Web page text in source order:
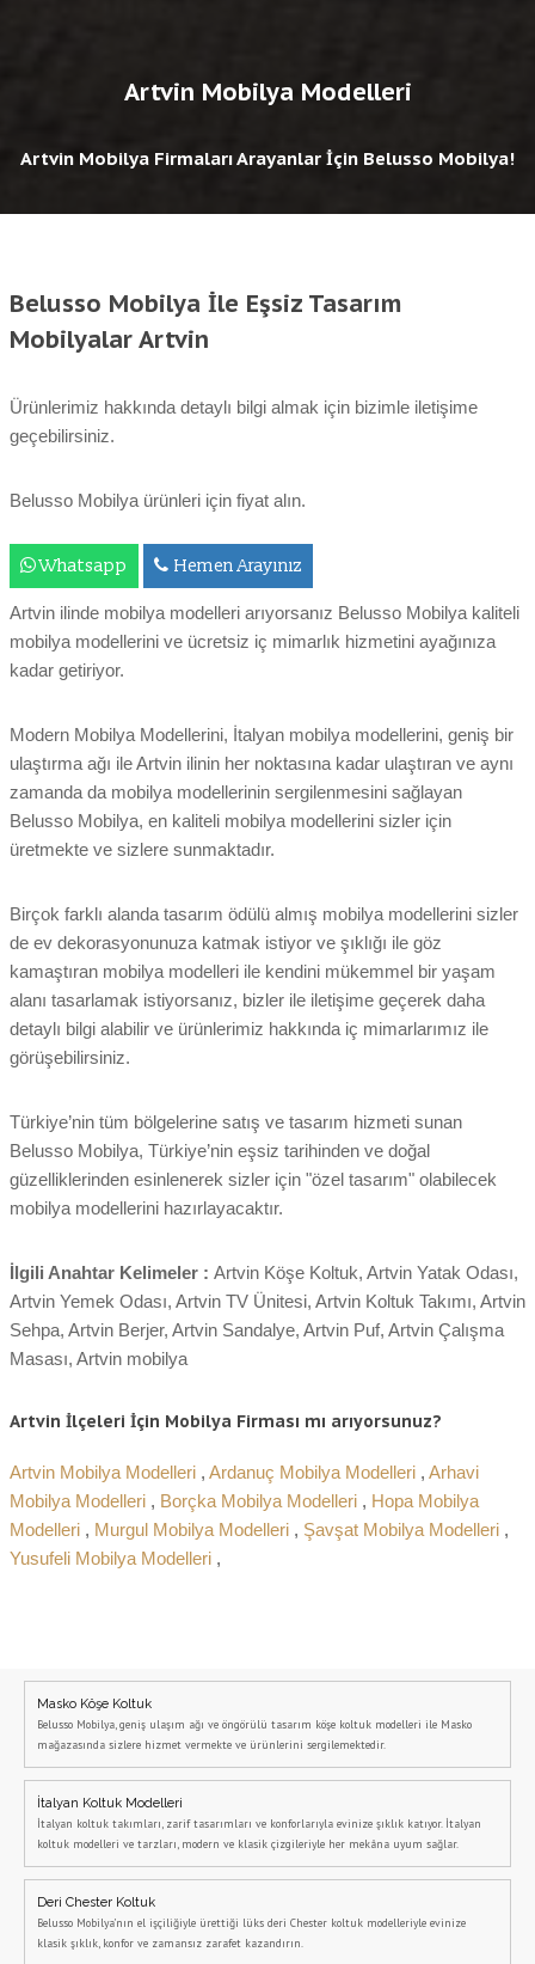
Artvin Mobilya Modelleri
Artvin Mobilya Firmaları Arayanlar İçin Belusso Mobilya!
Belusso Mobilya İle Eşsiz Tasarım
Mobilyalar Artvin
Ürünlerimiz hakkında detaylı bilgi almak için bizimle iletişime
geçebilirsiniz.
Belusso Mobilya ürünleri için fiyat alın.
Whatsapp Hemen Arayınız
Artvin ilinde mobilya modelleri arıyorsanız Belusso Mobilya kaliteli
mobilya modellerini ve ücretsiz iç mimarlık hizmetini ayağınıza
kadar getiriyor.
Modern Mobilya Modellerini, İtalyan mobilya modellerini, geniş bir
ulaştırma ağı ile Artvin ilinin her noktasına kadar ulaştıran ve aynı
zamanda da mobilya modellerinin sergilenmesini sağlayan
Belusso Mobilya, en kaliteli mobilya modellerini sizler için
üretmekte ve sizlere sunmaktadır.
Birçok farklı alanda tasarım ödülü almış mobilya modellerini sizler
de ev dekorasyonunuza katmak istiyor ve şıklığı ile göz
kamaştıran mobilya modelleri ile kendini mükemmel bir yaşam
alanı tasarlamak istiyorsanız, bizler ile iletişime geçerek daha
detaylı bilgi alabilir ve ürünlerimiz hakkında iç mimarlarımız ile
görüşebilirsiniz.
Türkiye’nin tüm bölgelerine satış ve tasarım hizmeti sunan
Belusso Mobilya, Türkiye’nin eşsiz tarihinden ve doğal
güzelliklerinden esinlenerek sizler için "özel tasarım" olabilecek
mobilya modellerini hazırlayacaktır.
İlgili Anahtar Kelimeler : Artvin Köşe Koltuk, Artvin Yatak Odası,
Artvin Yemek Odası, Artvin TV Ünitesi, Artvin Koltuk Takımı, Artvin
Sehpa, Artvin Berjer, Artvin Sandalye, Artvin Puf, Artvin Çalışma
Masası, Artvin mobilya
Artvin İlçeleri İçin Mobilya Firması mı arıyorsunuz?
Artvin Mobilya Modelleri , Ardanuç Mobilya Modelleri , Arhavi
Mobilya Modelleri , Borçka Mobilya Modelleri , Hopa Mobilya
Modelleri , Murgul Mobilya Modelleri , Şavşat Mobilya Modelleri ,
Yusufeli Mobilya Modelleri ,
Masko Köşe Koltuk
Belusso Mobilya, geniş ulaşım ağı ve öngörülü tasarım köşe koltuk modelleri ile Masko
mağazasında sizlere hizmet vermekte ve ürünlerini sergilemektedir.
İtalyan Koltuk Modelleri
İtalyan koltuk takımları, zarif tasarımları ve konforlarıyla evinize şıklık katıyor. İtalyan
koltuk modelleri ve tarzları, modern ve klasik çizgileriyle her mekâna uyum sağlar.
Deri Chester Koltuk
Belusso Mobilya’nın el işçiliğiyle ürettiği lüks deri Chester koltuk modelleriyle evinize
klasik şıklık, konfor ve zamansız zarafet kazandırın.